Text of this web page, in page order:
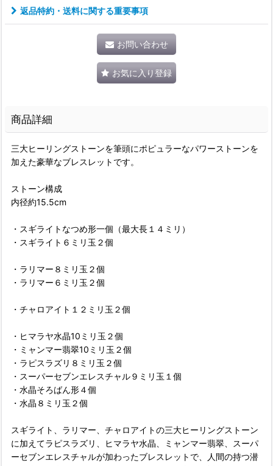
返品特約・送料に関する重要事項
お問い合わせ
お気に入り登録
商品詳細
三大ヒーリングストーンを筆頭にポピュラーなパワーストーンを
加えた豪華なブレスレットです。
ストーン構成
内径約15.5cm
・スギライトなつめ形一個（最大長１４ミリ）
・スギライト６ミリ玉２個
・ラリマー８ミリ玉２個
・ラリマー６ミリ玉２個
・チャロアイト１２ミリ玉２個
・ヒマラヤ水晶10ミリ玉２個
・ミャンマー翡翠10ミリ玉２個
・ラピスラズリ８ミリ玉２個
・スーパーセブンエレスチャル９ミリ玉１個
・水晶そろばん形４個
・水晶８ミリ玉２個
スギライト、ラリマー、チャロアイトの三大ヒーリングストーン
に加えてラピスラズリ、ヒマラヤ水晶、ミャンマー翡翠、スーパ
ーセブンエレスチャルが加わったブレスレットで、人間の持つ潜